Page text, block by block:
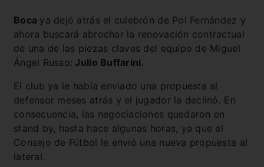
Boca ya dejó atrás el culebrón de Pol Fernández y
ahora buscará abrochar la renovación contractual
de una de las piezas claves del equipo de Miguel
Ángel Russo: Julio Buffarini.
El club ya le había enviado una propuesta al
defensor meses atrás y el jugador la declinó. En
consecuencia, las negociaciones quedaron en
stand by, hasta hace algunas horas, ya que el
Consejo de Fútbol le envió una nueva propuesta al
lateral.